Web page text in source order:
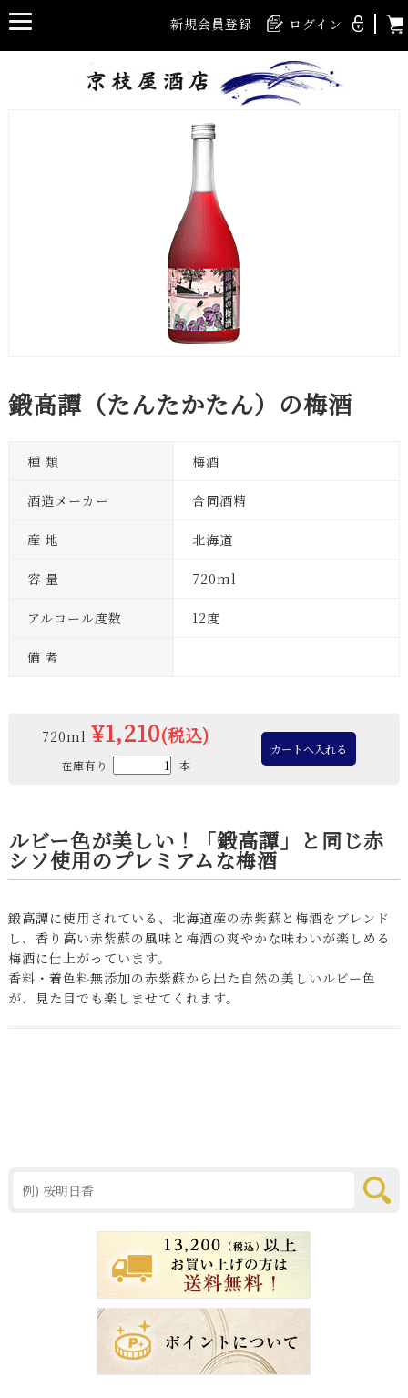
ログイン
新規会員登録
鍛高譚（たんたかたん）の梅酒
種 類 梅酒
酒造メーカー 合同酒精
産 地 北海道
容 量 720ml
アルコール度数 12度
備 考
720ml ¥1,210(税込)
在庫有り 本
ルビー色が美しい！「鍛高譚」と同じ赤
シソ使用のプレミアムな梅酒
鍛高譚に使用されている、北海道産の赤紫蘇と梅酒をブレンド
し、香り高い赤紫蘇の風味と梅酒の爽やかな味わいが楽しめる
梅酒に仕上がっています。
香料・着色料無添加の赤紫蘇から出た自然の美しいルビー色
が、見た目でも楽しませてくれます。